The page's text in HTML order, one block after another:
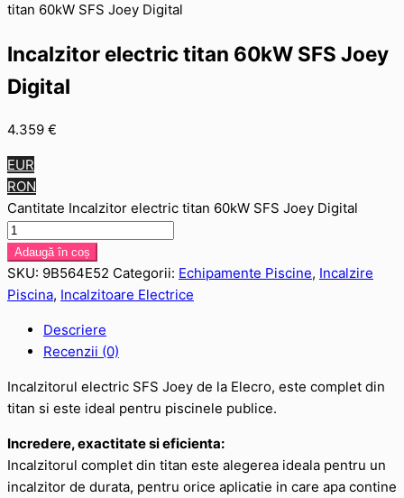
titan 60kW SFS Joey Digital
Incalzitor electric titan 60kW SFS Joey
Digital
4.359 €
EUR
RON
Cantitate Incalzitor electric titan 60kW SFS Joey Digital
Adaugă în coș
SKU: 9B564E52 Categorii: Echipamente Piscine, Incalzire
Piscina, Incalzitoare Electrice
Descriere
Recenzii (0)
Incalzitorul electric SFS Joey de la Elecro, este complet din
titan si este ideal pentru piscinele publice.
Incredere, exactitate si eficienta:
Incalzitorul complet din titan este alegerea ideala pentru un
incalzitor de durata, pentru orice aplicatie in care apa contine